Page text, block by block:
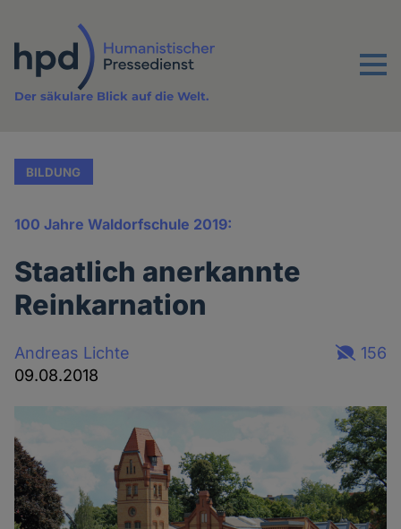
Inhalt
Menu
Der säkulare Blick auf die Welt.
BILDUNG
100 Jahre Waldorfschule 2019:
Staatlich anerkannte
Reinkarnation
Andreas Lichte
09.08.2018
156